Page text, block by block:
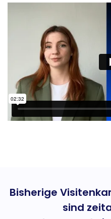
Bisherige
sind